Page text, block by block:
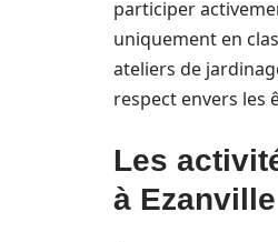
participer
uniquement en
ateliers de
respect envers les
Les
à Ezanville